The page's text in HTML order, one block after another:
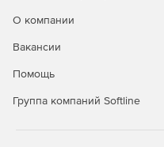
О компании
Вакансии
Помощь
Группа компаний Softline